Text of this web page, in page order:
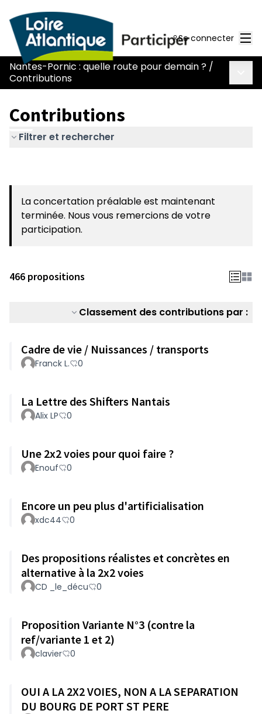
Se connecter
Nantes-Pornic : quelle route pour demain ? /
Contributions
Contributions
Filtrer et rechercher
La concertation préalable est maintenant
terminée. Nous vous remercions de votre
participation.
466 propositions
Classement des contributions par :
Cadre de vie / Nuissances / transports
Franck L. 0
La Lettre des Shifters Nantais
Alix LP 0
Une 2x2 voies pour quoi faire ?
Enouf 0
Encore un peu plus d'artificialisation
xdc44 0
Des propositions réalistes et concrètes en
alternative à la 2x2 voies
CD _le_décu 0
Proposition Variante N°3 (contre la
ref/variante 1 et 2)
clavier 0
OUI A LA 2X2 VOIES, NON A LA SEPARATION
DU BOURG DE PORT ST PERE